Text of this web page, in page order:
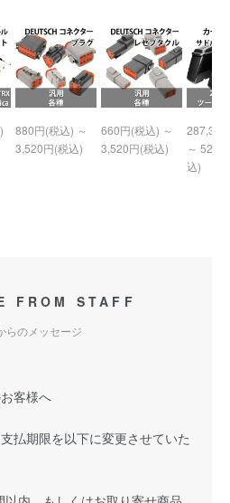
880円(税込) ～
3,520円(税込)
660円(税込) ～
3,520円(税込)
287,320
～
込)
FROM STAFF
らのメッセージ
客様へ
払期限を以下に変更させていた